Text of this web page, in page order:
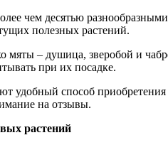
чем десятью
полезных растений.
мяты – душица, зверобой и
при их посадке.
удобный способ
на отзывы.
растений